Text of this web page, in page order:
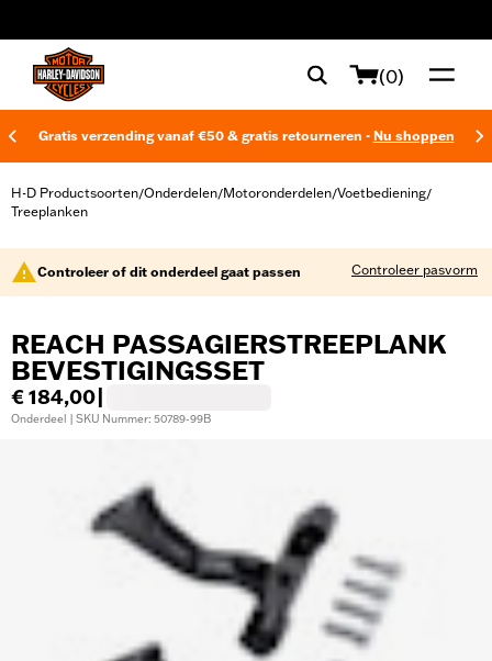
(0)
Gratis verzending vanaf €50 & gratis retourneren - Nu shoppen
H-D Productsoorten/Onderdelen/Motoronderdelen/Voetbediening/
Treeplanken
Controleer of dit onderdeel gaat passen Controleer pasvorm
REACH PASSAGIERSTREEPLANK
BEVESTIGINGSSET
€ 184,00
Onderdeel | SKU Nummer: 50789-99B